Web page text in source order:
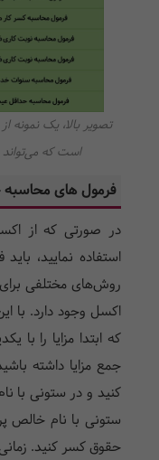
است که
فرمول های
در صورتی که از
استفاده نمایید،
روش‌های مختلفی
اکسل وجود دارد.
که ابتدا مزایا را
جمع مزایا داشته
کنید و در ستونی با
ستونی با نام خالص
حقوق کسر کنید. زمانی